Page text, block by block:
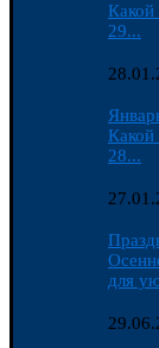
Какой
29...
Какой
28...
для